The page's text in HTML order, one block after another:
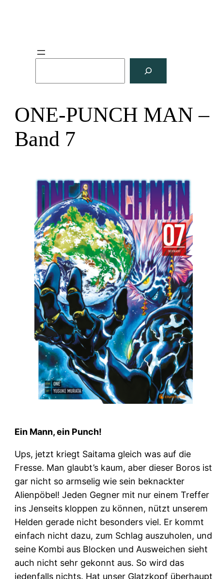
e
ONE-PUNCH MAN –
Band 7
Ein Mann, ein Punch!
Ups, jetzt kriegt Saitama gleich was auf die
Fresse. Man glaubt’s kaum, aber dieser Boros ist
gar nicht so armselig wie sein beknackter
Alienpöbel! Jeden Gegner mit nur einem Treffer
ins Jenseits kloppen zu können, nützt unserem
Helden gerade nicht besonders viel. Er kommt
einfach nicht dazu, zum Schlag auszuholen, und
seine Kombi aus Blocken und Ausweichen sieht
auch nicht sehr gekonnt aus. So wird das
jedenfalls nichts. Hat unser Glatzkopf überhaupt